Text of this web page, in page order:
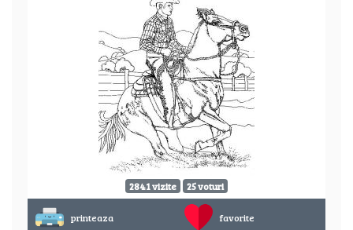
2841 vizite 25 voturi
printeaza favorite